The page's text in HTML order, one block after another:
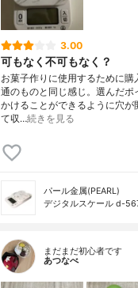
3.00
可もなく不可もなく？
お菓子作りに使用するために
通のものと同じ感じ。選んだポ
かけることができるように穴
て収…続きを見る
パール金属(PEARL)
デジタルスケール d-
まだまだ初心者です
あつなべ